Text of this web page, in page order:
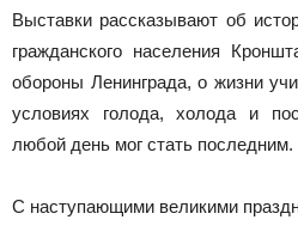
Выставки рассказывают об
гражданского населения
обороны Ленинграда, о жизни
условиях голода, холода и
любой день мог стать последним.
С наступающими великими